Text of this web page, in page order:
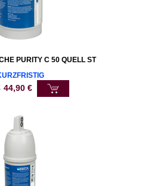
PURITY C 50 QUELL ST
44,90€